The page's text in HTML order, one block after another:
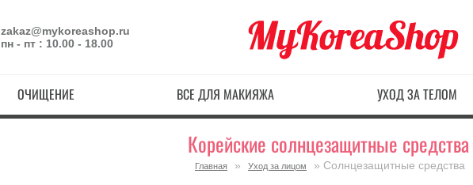
zakaz@mykoreashop.ru
пн - пт : 10.00 - 18.00
ОЧИЩЕНИЕ ВСЕ ДЛЯ МАКИЯЖА УХОД ЗА ТЕЛОМ
Корейские солнцезащитные средства
Главная » Уход за лицом » Солнцезащитные средства